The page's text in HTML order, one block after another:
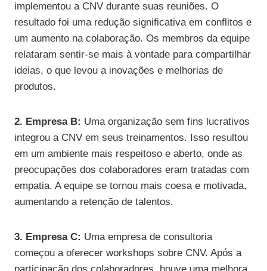
implementou a CNV durante suas reuniões. O
resultado foi uma redução significativa em conflitos e
um aumento na colaboração. Os membros da equipe
relataram sentir-se mais à vontade para compartilhar
ideias, o que levou a inovações e melhorias de
produtos.
2. Empresa B: Uma organização sem fins lucrativos
integrou a CNV em seus treinamentos. Isso resultou
em um ambiente mais respeitoso e aberto, onde as
preocupações dos colaboradores eram tratadas com
empatia. A equipe se tornou mais coesa e motivada,
aumentando a retenção de talentos.
3. Empresa C: Uma empresa de consultoria
começou a oferecer workshops sobre CNV. Após a